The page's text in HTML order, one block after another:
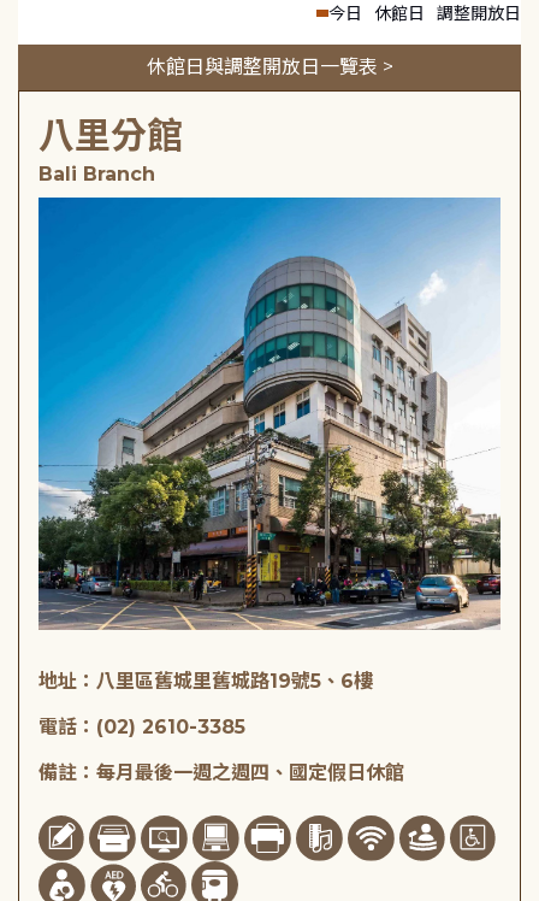
今日 休館日 調整開放日
休館日與調整開放日一覽表 >
八里分館
Bali Branch
地址：八里區舊城里舊城路19號5、6樓
電話：(02) 2610-3385
備註：每月最後一週之週四、國定假日休館